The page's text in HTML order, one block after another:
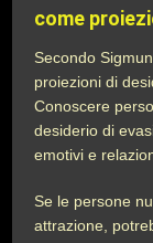
come
Secondo
proiezioni di
Conoscere
desiderio di
emotivi e
Se le persone
attrazione,